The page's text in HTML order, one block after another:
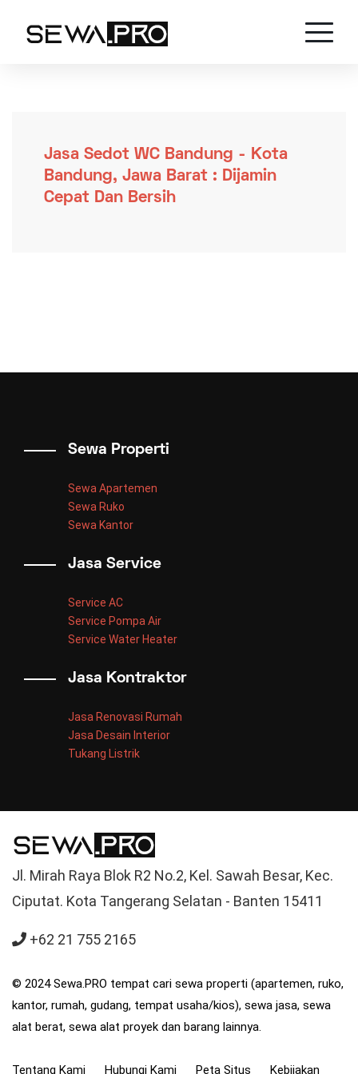
Jasa Sedot WC Bandung - Kota
Bandung, Jawa Barat : Dijamin
Cepat Dan Bersih
Sewa Properti
Sewa Apartemen
Sewa Ruko
Sewa Kantor
Jasa Service
Service AC
Service Pompa Air
Service Water Heater
Jasa Kontraktor
Jasa Renovasi Rumah
Jasa Desain Interior
Tukang Listrik
Jl. Mirah Raya Blok R2 No.2, Kel. Sawah Besar, Kec.
Ciputat. Kota Tangerang Selatan - Banten 15411
+62 21 755 2165
© 2024 Sewa.PRO tempat cari sewa properti (apartemen, ruko,
kantor, rumah, gudang, tempat usaha/kios), sewa jasa, sewa
alat berat, sewa alat proyek dan barang lainnya.
Tentang Kami Hubungi Kami Peta Situs Kebijakan